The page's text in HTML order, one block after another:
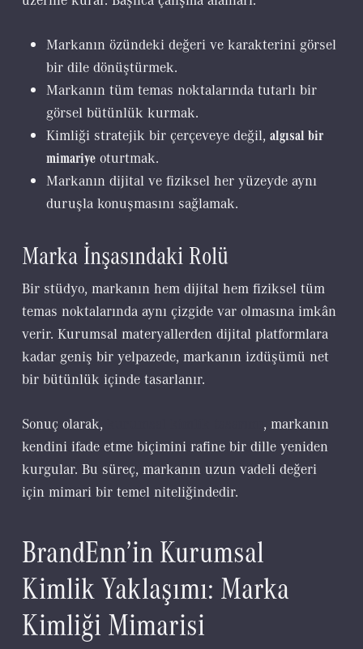
Markanın özündeki değeri ve karakterini görsel
bir dile dönüştürmek.
Markanın tüm temas noktalarında tutarlı bir
görsel bütünlük kurmak.
Kimliği stratejik bir çerçeveye değil, algısal bir
mimariyeoturtmak.
Markanın dijital ve fiziksel her yüzeyde aynı
duruşla konuşmasını sağlamak.
Marka İnşasındaki Rolü
Bir stüdyo, markanın hem dijital hem fiziksel tüm
temas noktalarında aynı çizgide var olmasına imkân
verir. Kurumsal materyallerden dijital platformlara
kadar geniş bir yelpazede, markanın izdüşümü net
bir bütünlük içinde tasarlanır.
Sonuç olarak,
, markanın
kendini ifade etme biçimini rafine bir dille yeniden
kurgular. Bu süreç, markanın uzun vadeli değeri
için mimari bir temel niteliğindedir.
BrandEnn’in Kurumsal
Kimlik Yaklaşımı: Marka
Kimliği Mimarisi